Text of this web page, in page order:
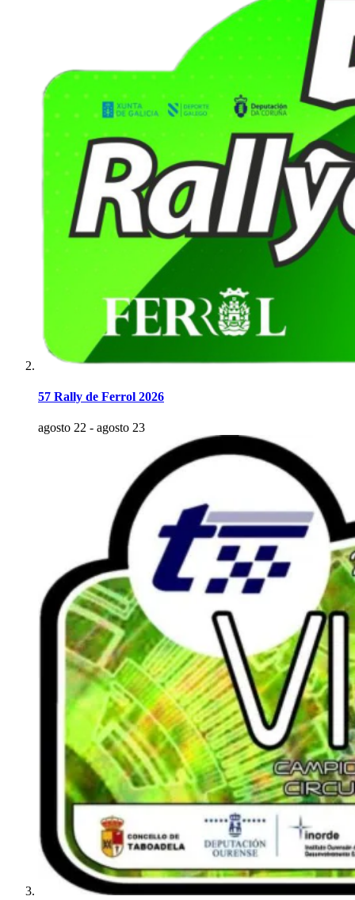
57 Rally de Ferrol 2026
agosto 22 - agosto 23